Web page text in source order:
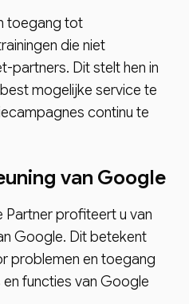
toegang tot
die niet
partners. Dit stelt hen in
mogelijke service te
continu te
van Google
Partner profiteert u van
Google. Dit betekent
problemen en toegang
functies van Google